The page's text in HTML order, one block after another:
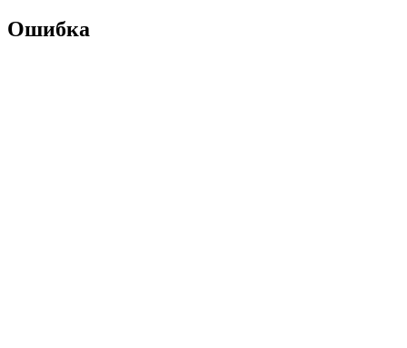
Ошибка